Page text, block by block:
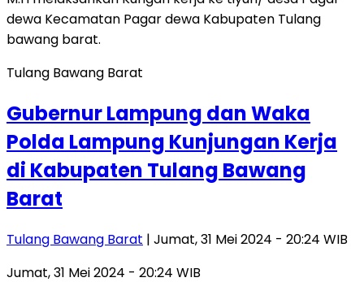
Tulang Bawang Barat
Gubernur Lampung dan Waka
Polda Lampung Kunjungan Kerja
di Kabupaten Tulang Bawang
Barat
Tulang Bawang Barat | Jumat, 31 Mei 2024 - 20:24 WIB
Jumat, 31 Mei 2024 - 20:24 WIB